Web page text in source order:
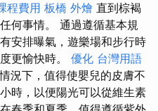
程費用 板橋 外燴 直到棕褐
何事情。 通過遵循基本規
安排曝氣，遊樂場和步行時
更愉快時。 優化 台灣用語
況下，值得使嬰兒的皮膚不
時，以便陽光可以從維生素